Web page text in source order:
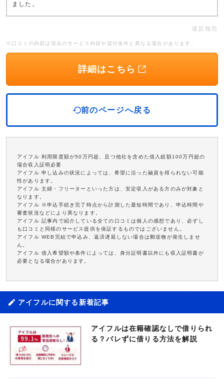
ました。
違反報告
※口コミの内容は現在のサービス内容や貸付条件と異なる場合があります。
詳細はこちら
前のページへ戻る
アイフル 利用限度額が50万円超、且つ他社を含めた借入総額100万円超の
場合収入証明必要
アイフル 申し込みの状況によっては、希望に沿った融資を得られない可能
性があります。
アイフル 主婦・フリーターといった方は、安定収入がある方のみが対象と
なります。
アイフル ※申込手続き完了時点から計測した最短時間であり、申込時間や
審査状況などにより異なります。
アイフル 記事内で紹介している全ての口コミは個人の感想であり、必ずし
も口コミと同様のサービス提供を保証するものではございません。
アイフル WEB完結で申込み、返済遅延しない場合は郵送物が発生しませ
ん。
アイフル 借入希望額や条件によっては、身分証明書以外にも収入証明書が
必要となる場合があります。
アイフルに関する新着記事
アイフルは在籍確認なしで借りられ
る？バレずに借りる方法を解説